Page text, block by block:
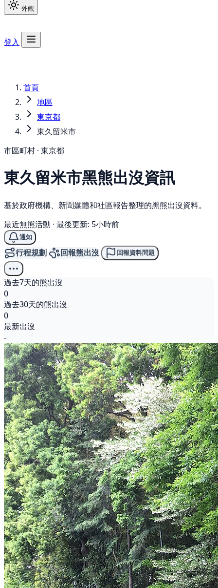
外觀
登入
首頁
地區
東京都
東久留米市
市區町村 · 東京都
東久留米市黑熊出沒資訊
基於政府機構、新聞媒體和社區報告整理的黑熊出沒資料。
最近無熊活動 · 最後更新: 5小時前
通知
行程規劃 回報熊出沒 回報資料問題
過去7天的熊出沒
0
過去30天的熊出沒
0
最新出沒
-